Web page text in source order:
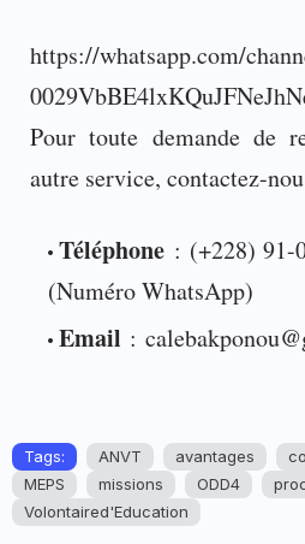
https://whatsapp.com/
Pour toute demande de
autre service, contactez-
Téléphone : (+228) 91-
(Numéro WhatsApp)
Email :
Tags: ANVT avantages
MEPS
missions ODD4
Volontaired'Education